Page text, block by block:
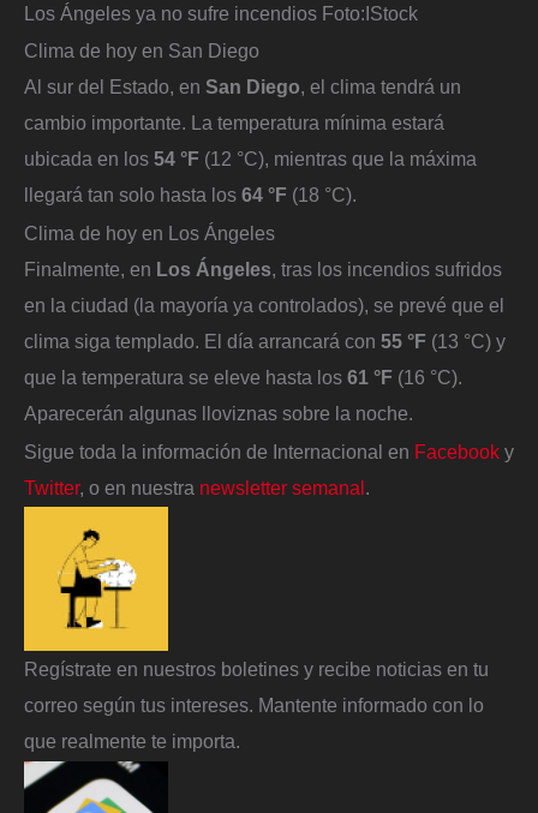
Los Ángeles ya no sufre incendios Foto:IStock
Clima de hoy en San Diego
Al sur del Estado, en San Diego, el clima tendrá un
cambio importante. La temperatura mínima estará
ubicada en los 54 °F (12 °C), mientras que la máxima
llegará tan solo hasta los 64 °F (18 °C).
Clima de hoy en Los Ángeles
Finalmente, en Los Ángeles, tras los incendios sufridos
en la ciudad (la mayoría ya controlados), se prevé que el
clima siga templado. El día arrancará con 55 °F (13 °C) y
que la temperatura se eleve hasta los 61 °F (16 °C).
Aparecerán algunas lloviznas sobre la noche.
Sigue toda la información de Internacional en Facebook y
Twitter, o en nuestra newsletter semanal
Regístrate en nuestros boletines y recibe noticias en tu
correo según tus intereses. Mantente informado con lo
que realmente te importa.